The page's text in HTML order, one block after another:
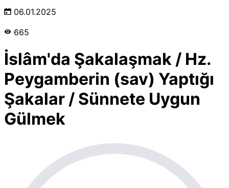
06.01.2025
665
İslâm'da Şakalaşmak / Hz.
Peygamberin (sav) Yaptığı
Şakalar / Sünnete Uygun
Gülmek